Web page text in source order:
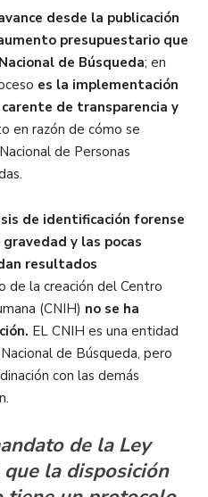
desde la publicación
presupuestario que
de Búsqueda; en
es la implementación
de transparencia y
en razón de cómo se
de Personas
de identificación forense
y las pocas
resultados
de la creación del Centro
(CNIH) no se ha
EL CNIH es una entidad
de Búsqueda, pero
con las demás
de la Ley
que la disposición